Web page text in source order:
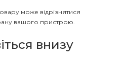
може відрізнятися
вашого пристрою.
внизу